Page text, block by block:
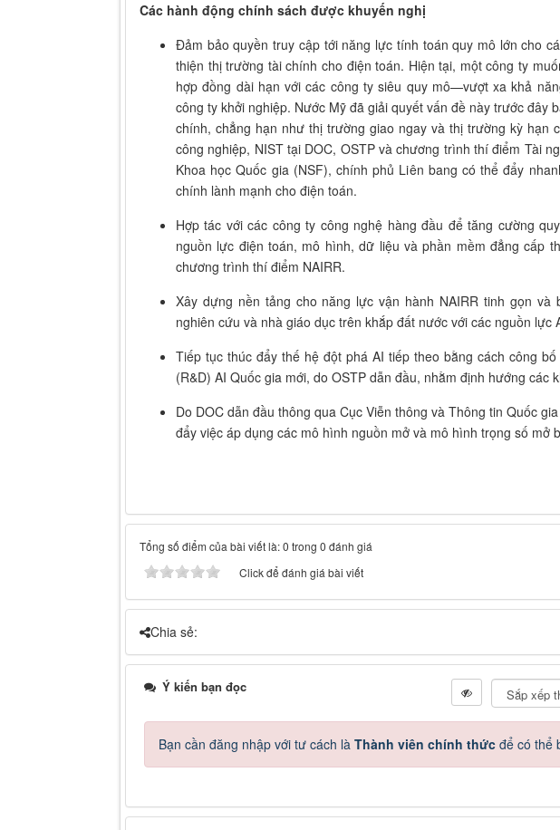
Các hành động chính sách được khuyến nghị
Đảm bảo quyền truy cập tới năng lực tính toán quy mô lớn cho
thiện thị trường tài chính cho điện toán. Hiện tại, một công ty
hợp đồng dài hạn với các công ty siêu quy mô—vượt xa khả
công ty khởi nghiệp. Nước Mỹ đã giải quyết vấn đề này trước đây
chính, chẳng hạn như thị trường giao ngay và thị trường kỳ hạn
công nghiệp, NIST tại DOC, OSTP và chương trình thí điểm Tài
Khoa học Quốc gia (NSF), chính phủ Liên bang có thể đẩy
chính lành mạnh cho điện toán.
Hợp tác với các công ty công nghệ hàng đầu để tăng cường
nguồn lực điện toán, mô hình, dữ liệu và phần mềm đẳng cấp
chương trình thí điểm NAIRR.
Xây dựng nền tảng cho năng lực vận hành NAIRR tinh gọn
nghiên cứu và nhà giáo dục trên khắp đất nước với các nguồn lực
Tiếp tục thúc đẩy thế hệ đột phá AI tiếp theo bằng cách công
(R&D) AI Quốc gia mới, do OSTP dẫn đầu, nhằm định hướng các
Do DOC dẫn đầu thông qua Cục Viễn thông và Thông tin Quốc
đẩy việc áp dụng các mô hình nguồn mở và mô hình trọng số mở
Tổng số điểm của bài viết là: 0 trong 0 đánh giá
Click để đánh giá bài viết
Chia sẻ:
Ý kiến bạn đọc
Bạn cần đăng nhập với tư cách là Thành viên chính thức để có thể